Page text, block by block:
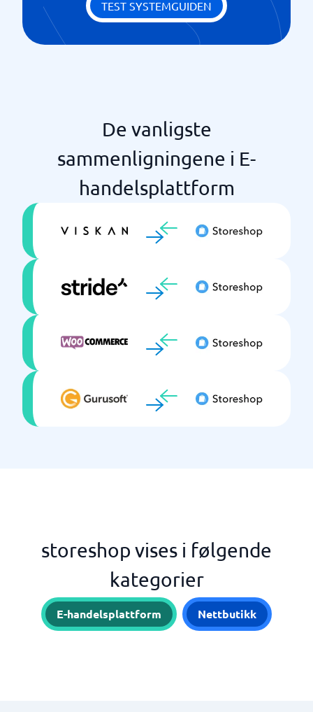
Søkemotoroptimalisering (SEO)
TEST SYSTEMGUIDEN
De vanligste
sammenligningene i E-
handelsplattform
storeshop vises i følgende
kategorier
E-handelsplattform Nettbutikk